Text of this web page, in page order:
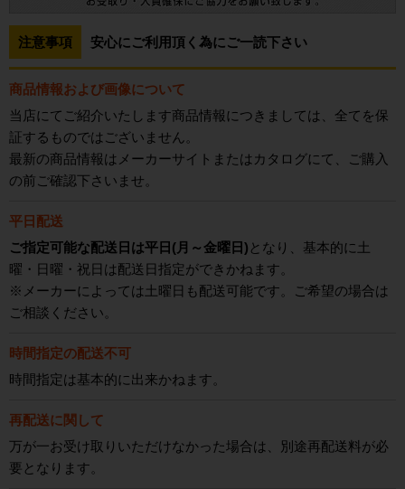
注意事項 安心にご利用頂く為にご一読下さい
商品情報および画像について
当店にてご紹介いたします商品情報につきましては、全てを保
証するものではございません。
最新の商品情報はメーカーサイトまたはカタログにて、ご購入
の前ご確認下さいませ。
平日配送
ご指定可能な配送日は平日(月～金曜日) となり、基本的に土
曜・日曜・祝日は配送日指定ができかねます。
※メーカーによっては土曜日も配送可能です。ご希望の場合は
ご相談ください。
時間指定の配送不可
時間指定は基本的に出来かねます。
再配送に関して
万が一お受け取りいただけなかった場合は、別途再配送料が必
要となります。